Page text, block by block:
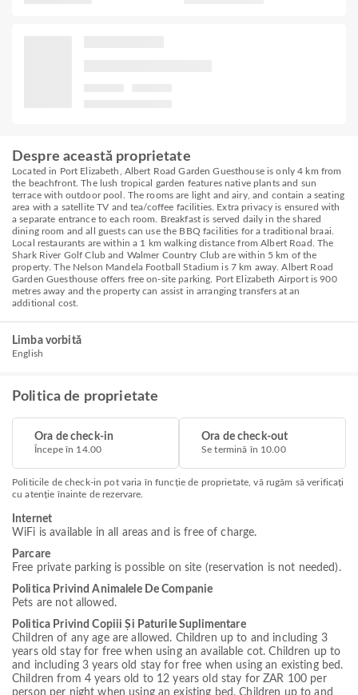
Despre această proprietate
Located in Port Elizabeth, Albert Road Garden Guesthouse is only 4 km from
the beachfront. The lush tropical garden features native plants and sun
terrace with outdoor pool. The rooms are light and airy, and contain a seating
area with a satellite TV and tea/coffee facilities. Extra privacy is ensured with
a separate entrance to each room. Breakfast is served daily in the shared
dining room and all guests can use the BBQ facilities for a traditional braai.
Local restaurants are within a 1 km walking distance from Albert Road. The
Shark River Golf Club and Walmer Country Club are within 5 km of the
property. The Nelson Mandela Football Stadium is 7 km away. Albert Road
Garden Guesthouse offers free on-site parking. Port Elizabeth Airport is 900
metres away and the property can assist in arranging transfers at an
additional cost.
Limba vorbită
English
Politica de proprietate
Ora de check-in
Începe în 14.00
Ora de check-out
Se termină în 10.00
Politicile de check-in pot varia în funcție de proprietate, vă rugăm să verificați
cu atenție înainte de rezervare.
Internet
WiFi is available in all areas and is free of charge.
Parcare
Free private parking is possible on site (reservation is not needed).
Politica Privind Animalele De Companie
Pets are not allowed.
Politica Privind Copiii Și Paturile Suplimentare
Children of any age are allowed. Children up to and including 3
years old stay for free when using an available cot. Children up to
and including 3 years old stay for free when using an existing bed.
Children from 4 years old to 12 years old stay for ZAR 100 per